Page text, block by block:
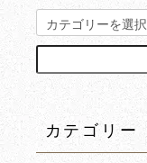
カテゴリー